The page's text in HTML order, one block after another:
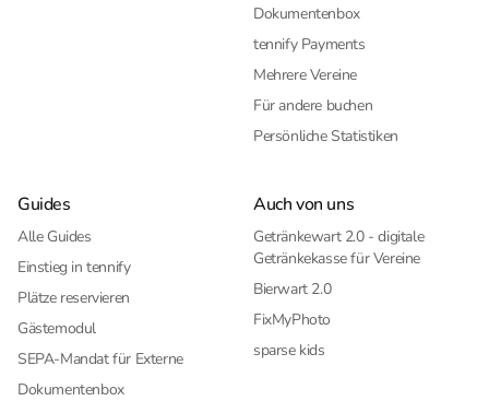
Dokumentenbox
tennify Payments
Mehrere Vereine
Für andere buchen
Persönliche Statistiken
Guides
Alle Guides
Einstieg in tennify
Plätze reservieren
Gästemodul
SEPA-Mandat für Externe
Dokumentenbox
Auch von uns
Getränkewart 2.0 - digitale
Getränkekasse für Vereine
Bierwart 2.0
FixMyPhoto
sparse kids